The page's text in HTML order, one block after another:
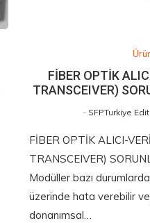
FİBER OPTİK
TRANSCEIVER)
- SFPTurkiye
FİBER OPTİK ALICI-
TRANSCEIVER)
Modüller bazı durumlarda
üzerinde hata verebilir
donanımsal…